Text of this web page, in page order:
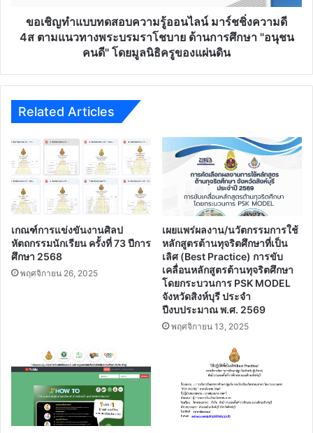
ความ
ตาม
พระบรม
ราโชบาย
การ
ศึกษา
"อนุชน
คนดี"
โดย
มูลนิธิ
ครู
ของ
แผ่น
ขอเชิญทำแบบทดสอบความรู้ออนไลน์ มาร์ชชิ่งความดี
4ส ตามแนวทางพระบรมราโชบาย ด้านการศึกษา "อนุชน
คนดี" โดยมูลนิธิครูของแผ่นดิน
Related Articles
เกณฑ์การแข่งขันงานศิลป
หัตถกรรมนักเรียน ครั้งที่ 73 ปีการ
ศึกษา 2568
พฤศจิกายน 26, 2025
เผยแพร่ผลงาน/นวัตกรรมการใช้
หลักสูตรต้านทุจริตศึกษาที่เป็น
เลิศ (Best Practice) การขับ
เคลื่อนหลักสูตรต้านทุจริตศึกษา
โดยกระบวนการ PSK MODEL
จังหวัดสิงห์บุรี ประจํา
ปีงบประมาณ พ.ศ. 2569
พฤศจิกายน 13, 2025